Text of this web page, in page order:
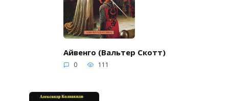
Айвенго (Вальтер Скотт)
0 111